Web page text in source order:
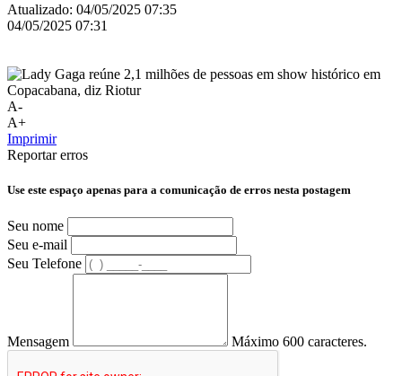
Atualizado: 04/05/2025 07:35
04/05/2025 07:31
A-
A+
Imprimir
Reportar erros
Use este espaço apenas para a comunicação de erros nesta postagem
Seu nome
Seu e-mail
Seu Telefone
Mensagem Máximo 600 caracteres.